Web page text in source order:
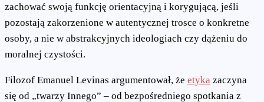
zachować swoją funkcję orientacyjną i korygującą, jeśli
pozostają zakorzenione w autentycznej trosce o konkretne
osoby, a nie w abstrakcyjnych ideologiach czy dążeniu do
moralnej czystości.
Filozof Emanuel Levinas argumentował, że etyka zaczyna
się od „twarzy Innego” – od bezpośredniego spotkania z